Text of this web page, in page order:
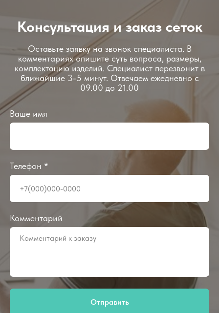
Консультация и заказ сеток
Оставьте заявку на звонок специалиста. В
комментариях опишите суть вопроса, размеры,
комплектацию изделий. Специалист перезвонит в
ближайшие 3-5 минут. Отвечаем ежедневно с
09.00 до 21.00
Ваше имя
Телефон *
Комментарий
Отправить